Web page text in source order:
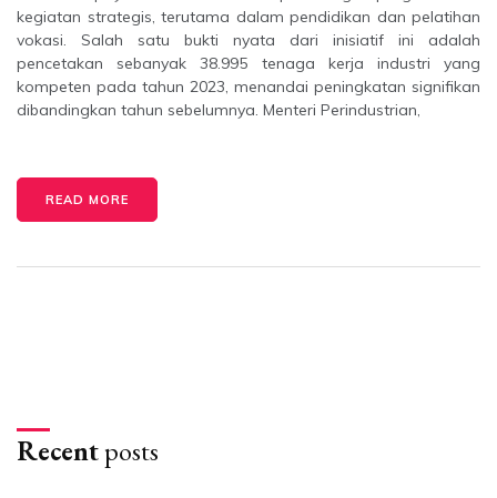
kegiatan strategis, terutama dalam pendidikan dan pelatihan
vokasi. Salah satu bukti nyata dari inisiatif ini adalah
pencetakan sebanyak 38.995 tenaga kerja industri yang
kompeten pada tahun 2023, menandai peningkatan signifikan
dibandingkan tahun sebelumnya. Menteri Perindustrian,
READ MORE
Recentposts